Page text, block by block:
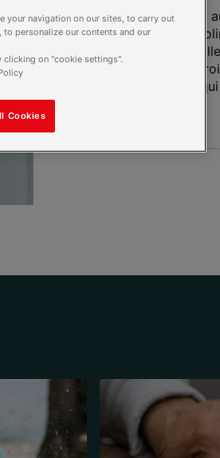
que les négociations d’un accord
les espoirs, notre présidente,
le journal La Tribune Dimanche.
conflit au plus vite au nom du
de l’humanité, “une humanité
2025
your navigation on our sites, to carry out
personalize our contents and our
clicking on "cookie settings".
Cookies